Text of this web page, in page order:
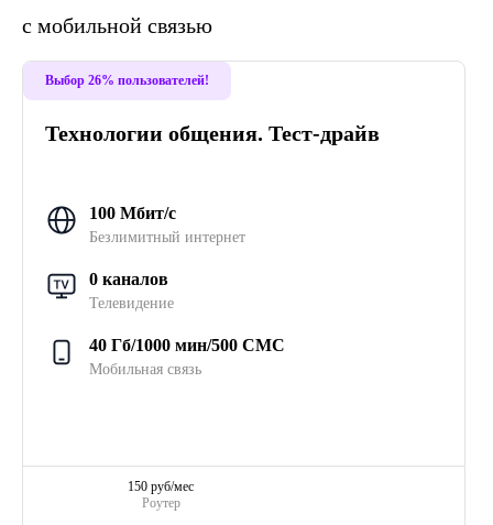
с мобильной связью
Выбор 26% пользователей!
Технологии общения. Тест-драйв
100 Мбит/с
Безлимитный интернет
0 каналов
Телевидение
40 Гб/1000 мин/500 СМС
Мобильная связь
Роутер
150 руб/мес